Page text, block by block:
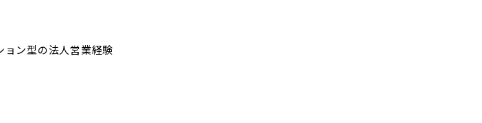
ョン型の法人営業経験